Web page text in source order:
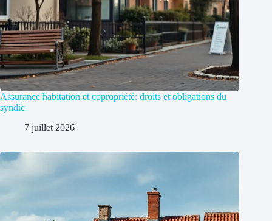
Assurance habitation et copropriété: droits et obligations du
syndic
7 juillet 2026